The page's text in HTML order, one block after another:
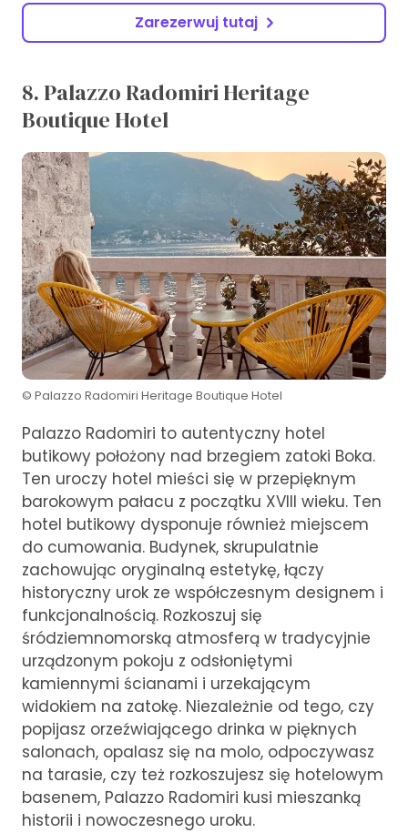
Zarezerwuj tutaj
8. Palazzo Radomiri Heritage
Boutique Hotel
© Palazzo Radomiri Heritage Boutique Hotel
Palazzo Radomiri to autentyczny hotel
butikowy położony nad brzegiem zatoki Boka.
Ten uroczy hotel mieści się w przepięknym
barokowym pałacu z początku XVIII wieku. Ten
hotel butikowy dysponuje również miejscem
do cumowania. Budynek, skrupulatnie
zachowując oryginalną estetykę, łączy
historyczny urok ze współczesnym designem i
funkcjonalnością. Rozkoszuj się
śródziemnomorską atmosferą w tradycyjnie
urządzonym pokoju z odsłoniętymi
kamiennymi ścianami i urzekającym
widokiem na zatokę. Niezależnie od tego, czy
popijasz orzeźwiającego drinka w pięknych
salonach, opalasz się na molo, odpoczywasz
na tarasie, czy też rozkoszujesz się hotelowym
basenem, Palazzo Radomiri kusi mieszanką
historii i nowoczesnego uroku.